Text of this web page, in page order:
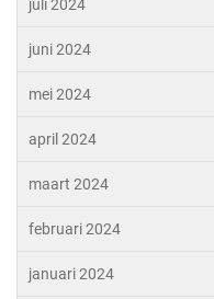
juli 2024
juni 2024
mei 2024
april 2024
maart 2024
februari 2024
januari 2024